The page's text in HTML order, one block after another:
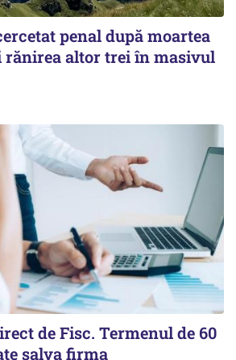
penal după moartea
rănirea altor trei în masivul
de Fisc. Termenul de 60
salva firma